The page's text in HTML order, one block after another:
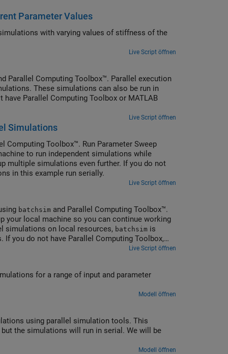
Parameter Values
with varying values of stiffness of the
Live Script öffnen
Parallel Computing Toolbox™. Parallel execution
These simulations can also be run in
Parallel Computing Toolbox or MATLAB
Live Script öffnen
Simulations
Computing Toolbox™. Run Parameter Sweep
to run independent simulations while
multiple simulations even further. If you do not
in this example run serially.
Live Script öffnen
batchsim and Parallel Computing Toolbox™.
local machine so you can continue working
simulations on local resources, batchsim is
you do not have Parallel Computing Toolbox,
Live Script öffnen
for a range of input and parameter
Modell öffnen
using parallel simulation tools. This
the simulations will run in serial. We will be
Modell öffnen